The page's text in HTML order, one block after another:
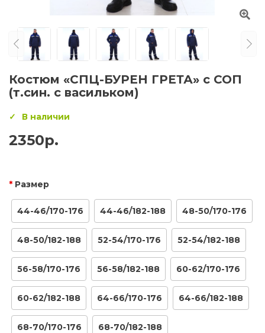
Костюм «СПЦ-БУРЕН ГРЕТА» с СОП
(т.син. с васильком)
В наличии
2350р.
Размер
44-46/170-176 44-46/182-188 48-50/170-176
48-50/182-188 52-54/170-176 52-54/182-188
56-58/170-176 56-58/182-188 60-62/170-176
60-62/182-188 64-66/170-176 64-66/182-188
68-70/170-176 68-70/182-188